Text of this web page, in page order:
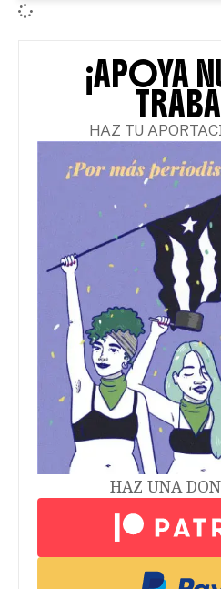
¡APOYA
HAZ TU
HAZ UNA